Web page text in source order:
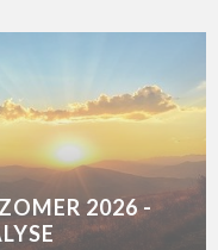
2026 -